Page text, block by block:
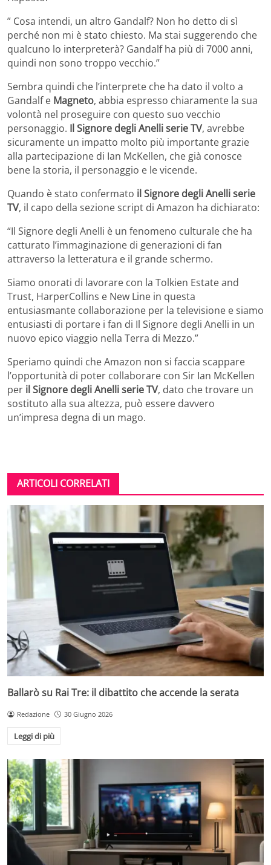
” Cosa intendi, un altro Gandalf? Non ho detto di sì
perché non mi è stato chiesto. Ma stai suggerendo che
qualcuno lo interpreterà? Gandalf ha più di 7000 anni,
quindi non sono troppo vecchio.”
Sembra quindi che l’interprete che ha dato il volto a
Gandalf e Magneto, abbia espresso chiaramente la sua
volontà nel proseguire con questo suo vecchio
personaggio. Il Signore degli Anelli serie TV, avrebbe
sicuramente un impatto molto più importante grazie
alla partecipazione di Ian McKellen, che già conosce
bene la storia, il personaggio e le vicende.
Quando è stato confermato il Signore degli Anelli serie
TV, il capo della sezione script di Amazon ha dichiarato:
“Il Signore degli Anelli è un fenomeno culturale che ha
catturato l’immaginazione di generazioni di fan
attraverso la letteratura e il grande schermo.
Siamo onorati di lavorare con la Tolkien Estate and
Trust, HarperCollins e New Line in questa
entusiasmante collaborazione per la televisione e siamo
entusiasti di portare i fan di Il Signore degli Anelli in un
nuovo epico viaggio nella Terra di Mezzo.”
Speriamo quindi che Amazon non si faccia scappare
l’opportunità di poter collaborare con Sir Ian McKellen
per il Signore degli Anelli serie TV, dato che trovare un
sostituto alla sua altezza, può essere davvero
un’impresa degna di un mago.
ARTICOLI CORRELATI
Ballarò su Rai Tre: il dibattito che accende la serata
Redazione 30 Giugno 2026
Leggi di più